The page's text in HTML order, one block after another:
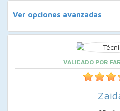
Ver opciones avanzadas
VALIDADO POR